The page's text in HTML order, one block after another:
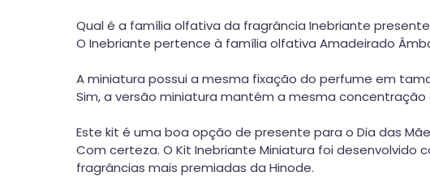
Qual é a família olfativa da fragrância Inebriante
O Inebriante pertence à família olfativa Amadeirado
A miniatura possui a mesma fixação do perfume em
Sim, a versão miniatura mantém a mesma
Este kit é uma boa opção de presente para o Dia das
Com certeza. O Kit Inebriante Miniatura foi
fragrâncias mais premiadas da Hinode.